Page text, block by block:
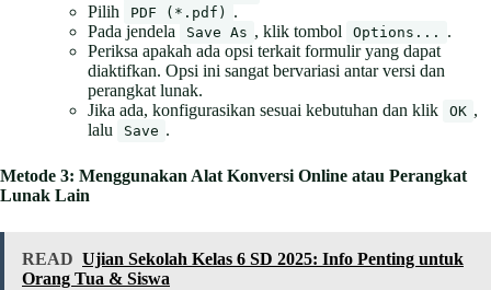
Pilih
PDF (*.pdf)
.
Pada jendela
Save As , klik tombol Options...
.
Periksa apakah ada opsi terkait formulir yang dapat
diaktifkan. Opsi ini sangat bervariasi antar versi dan
perangkat lunak.
Jika ada, konfigurasikan sesuai kebutuhan dan klik
OK ,
lalu
Save .
Metode 3: Menggunakan Alat Konversi Online atau Perangkat
Lunak Lain
READ Ujian Sekolah Kelas 6 SD 2025: Info Penting untuk
Orang Tua & Siswa